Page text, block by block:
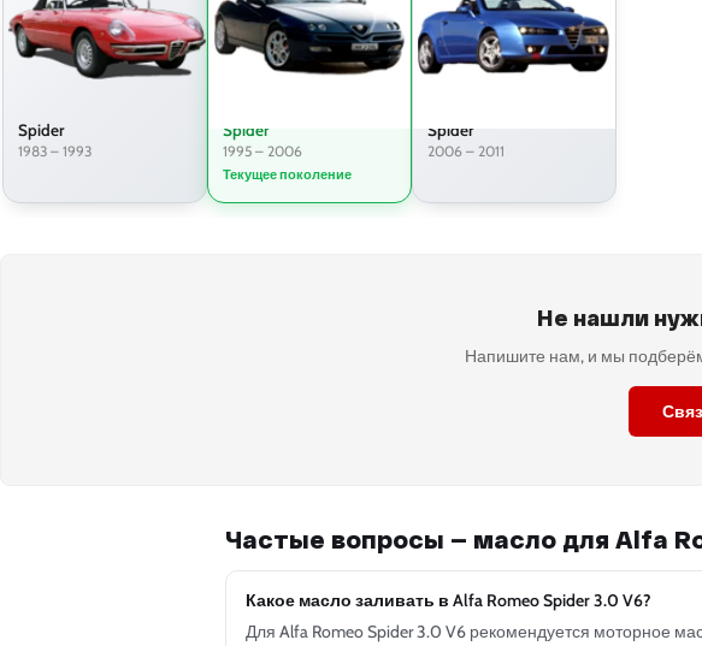
Spider
1983 – 1993
Spider
1995 – 2006
Текущее поколение
Spider
2006 – 2011
Не нашли
Напишите нам, и мы
Частые вопросы — масло для Alfa
Какое масло заливать в Alfa Romeo Spider 3.0 V6?
Для Alfa Romeo Spider 3.0 V6 рекомендуется моторное